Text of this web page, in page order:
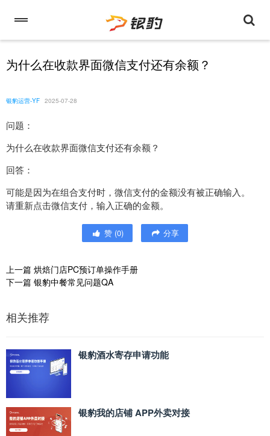
为什么在收款界面微信支付还有余额？
银豹运营-YF 2025-07-28
问题：
为什么在收款界面微信支付还有余额？
回答：
可能是因为在组合支付时，微信支付的金额没有被正确输入。
请重新点击微信支付，输入正确的金额。
赞 (0) 分享
上一篇 烘焙门店PC预订单操作手册
下一篇 银豹中餐常见问题QA
相关推荐
银豹酒水寄存申请功能
银豹我的店铺 APP外卖对接